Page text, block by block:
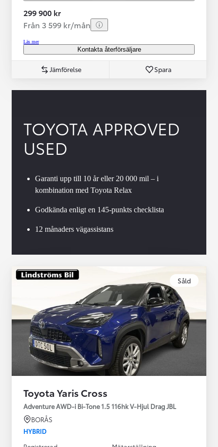
299 900 kr
Från 3 599 kr/mån
Läs mer
Kontakta återförsäljare
Jämförelse Spara
TOYOTA APPROVED
USED
Garanti upp till 10 år eller 20 000 mil – i
kombination med Toyota Relax
Godkända enligt en 145-punkts checklista
12 månaders vägassistans
Såld
Toyota Yaris Cross
Adventure AWD-i Bi-Tone 1.5 116hk V-Hjul Drag JBL
BORÅS
HYBRID